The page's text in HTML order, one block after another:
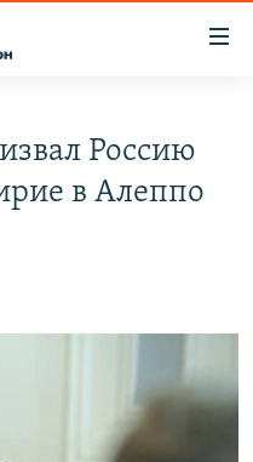
Россию
в Алеппо